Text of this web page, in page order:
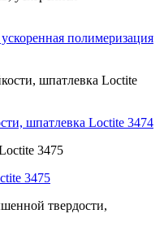
полимеризация
шпатлевка Loctite 3474
3475